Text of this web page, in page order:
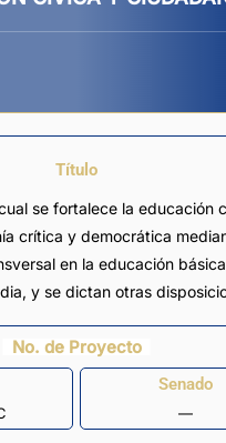
Título
se fortalece la educación
crítica y democrática
en la educación básica
y se dictan otras
No. de Proyecto
Senado
—